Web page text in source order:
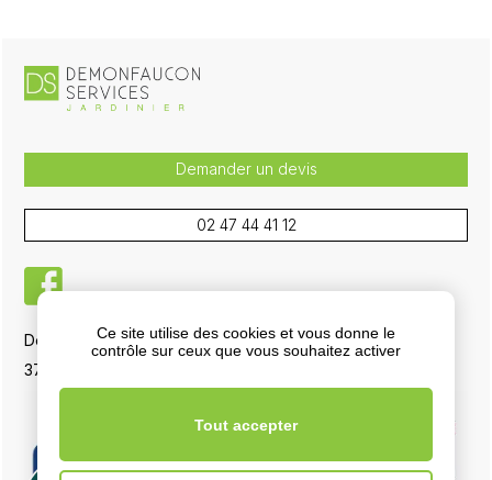
Demander un devis
02 47 44 41 12
facebook
Demonfaucon Services, 5 La Boisselière RD 751
37700 La Ville-aux-Dames
Ce site utilise des cookies et vous donne le
contrôle sur ceux que vous souhaitez activer
Tout accepter